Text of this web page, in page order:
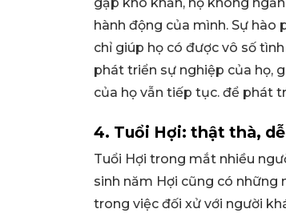
hành động của mình. Sự hào
chỉ giúp họ có được vô số
phát triển sự nghiệp của họ,
của họ vẫn tiếp tục. để phát
4. Tuổi Hợi: thật thà,
Tuổi Hợi trong mắt nhiều
sinh năm Hợi cũng có những
trong việc đối xử với người